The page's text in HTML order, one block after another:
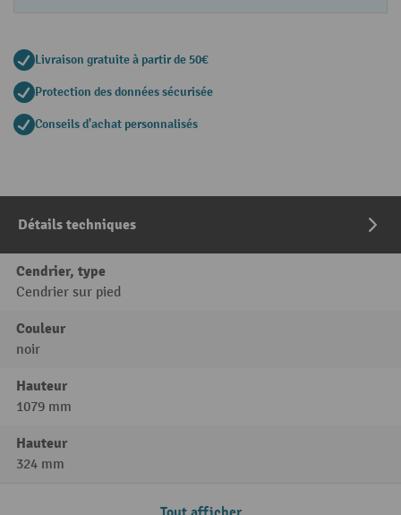
Livraison gratuite à partir de 50€
Protection des données sécurisée
Conseils d'achat personnalisés
Détails techniques
Cendrier, type
Cendrier sur pied
Couleur
noir
Hauteur
1079 mm
Hauteur
324 mm